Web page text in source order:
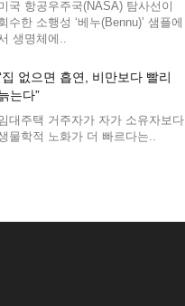
국 항공우주국(NASA) 탐사선이
수한 소행성 ‘베누(Bennu)’ 샘플에
생명체에..
집 없으면 흡연, 비만보다 빨리
는다”
대주택 거주자가 자가 소유자보다
물학적 노화가 더 빠르다는..